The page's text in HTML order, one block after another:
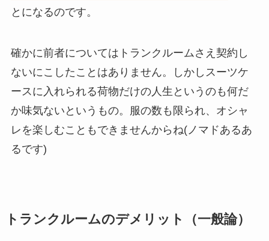
とになるのです。
確かに前者についてはトランクルームさえ契約し
ないにこしたことはありません。しかしスーツケ
ースに入れられる荷物だけの人生というのも何だ
か味気ないというもの。服の数も限られ、オシャ
レを楽しむこともできませんからね(ノマドあるあ
るです)
トランクルームのデメリット（一般論）